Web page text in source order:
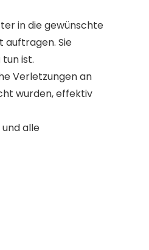
in die gewünschte
auftragen. Sie
ist.
Verletzungen an
wurden, effektiv
alle